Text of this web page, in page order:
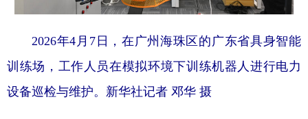
2026年4月7日，在广州海珠区的广东省具身智能
训练场，工作人员在模拟环境下训练机器人进行电力
设备巡检与维护。新华社记者 邓华 摄